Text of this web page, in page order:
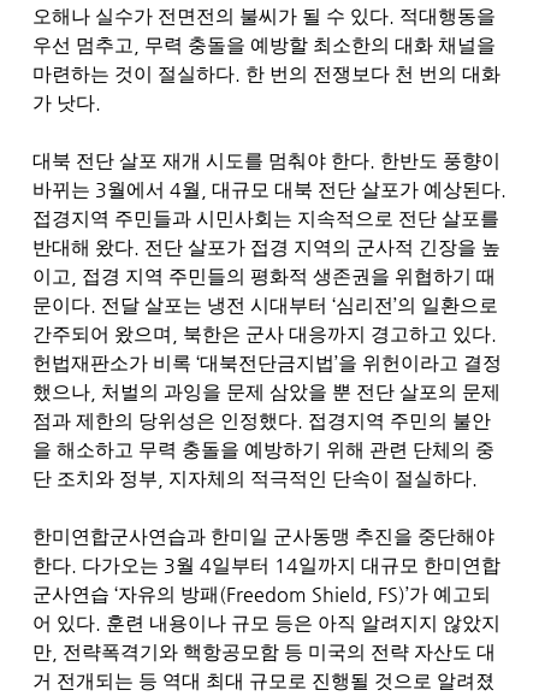
오해나 실수가 전면전의 불씨가 될 수 있다. 적대행동을
우선 멈추고
무력 충돌을 예방할 최소한의 대화 채널을
마련하는 것이 절실하다. 한 번의 전쟁보다 천 번의 대화
가 낫다.
대북 전단 살포 재개 시도를 멈춰야 한다. 한반도 풍향이
바뀌는 3월에서 4월 대규모 대북 전단 살포가 예상된다.
접경지역 주민들과 시민사회는 지속적으로 전단 살포를
반대해 왔다. 전단 살포가 접경 지역의 군사적 긴장을 높
이고
접경 지역 주민들의 평화적 생존권을 위협하기 때
문이다. 전달 살포는 냉전 시대부터 ‘심리전’의 일환으로
간주되어 왔으며
북한은 군사 대응까지 경고하고 있다.
헌법재판소가 비록 ‘대북전단금지법’을 위헌이라고 결정
했으나 처벌의 과잉을 문제 삼았을 뿐 전단 살포의 문제
점과 제한의 당위성은 인정했다. 접경지역 주민의 불안
을 해소하고 무력 충돌을 예방하기 위해 관련 단체의 중
단 조치와 정부
지자체의 적극적인 단속이 절실하다.
한미연합군사연습과 한미일 군사동맹 추진을 중단해야
한다. 다가오는 3월 4일부터 14일까지 대규모 한미연합
군사연습 ‘자유의 방패 (Freedom Shield, FS)’가 예고되
어 있다. 훈련 내용이나 규모 등은 아직 알려지지 않았지
만 전략폭격기와 핵항공모함 등 미국의 전략 자산도 대
거 전개되는 등 역대 최대 규모로 진행될 것으로 알려졌